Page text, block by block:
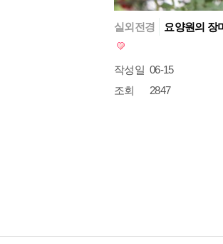
실외전경 요양원의 장
작성일 06-15
조회
2847